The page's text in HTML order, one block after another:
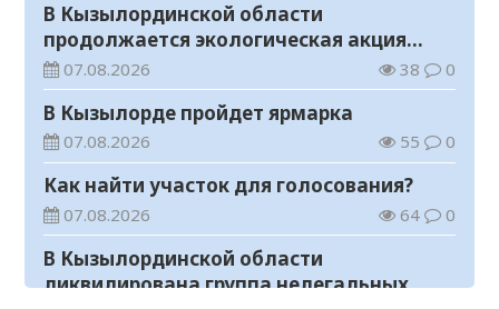
В Кызылординской области
продолжается экологическая акция
«Таза Қазақстан»
07.08.2026 38 0
В Кызылорде пройдет ярмарка
07.08.2026 55 0
Как найти участок для голосования?
07.08.2026 64 0
В Кызылординской области
ликвидирована группа нелегальных